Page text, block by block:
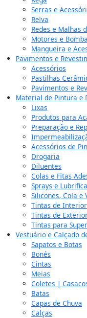
Serras e
Relva
Redes e Malhas
Motores e
Mangueira e
Pavimentos e
Acessórios
Pastilhas
Pavimentos e
Material de Pintura e
Lixas
Produtos para
Preparação e
Acessórios de
Drogaria
Diluentes
Colas e Fitas
Sprays e
Silicones, Cola e
Tintas de Interior
Tintas de
Tintas para
Vestuário e Calçado
Sapatos e Botas
Bonés
Cintas
Meias
Coletes |
Batas
Capas de Chuva
Calças